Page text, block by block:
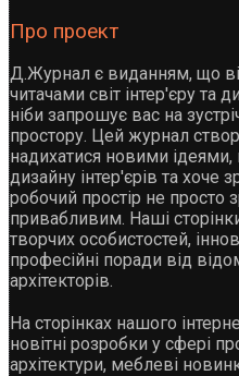
Про проект
Д.Журнал є виданням, що
читачами світ інтер'єру та
ніби запрошує вас на
простору. Цей журнал
надихатися новими ідеями,
дизайну інтер'єрів та хоче
робочий простір не просто
привабливим. Наші
творчих особистостей,
професійні поради від
архітекторів.
На сторінках нашого
новітні розробки у сфері
архітектури, меблеві